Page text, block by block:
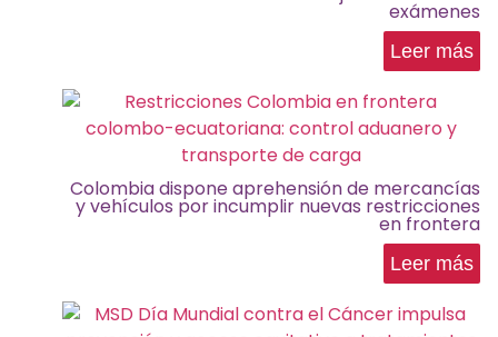
exámenes
Leer más
Colombia dispone aprehensión de mercancías
y vehículos por incumplir nuevas restricciones
en frontera
Leer más